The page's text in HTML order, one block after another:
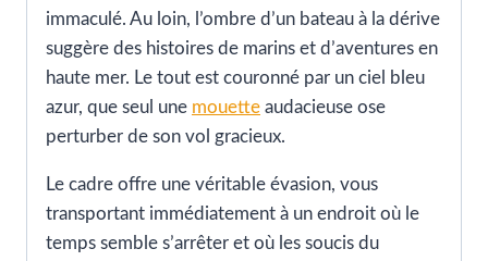
immaculé. Au loin, l’ombre d’un bateau à la dérive
suggère des histoires de marins et d’aventures en
haute mer. Le tout est couronné par un ciel bleu
azur, que seul une mouette audacieuse ose
perturber de son vol gracieux.
Le cadre offre une véritable évasion, vous
transportant immédiatement à un endroit où le
temps semble s’arrêter et où les soucis du